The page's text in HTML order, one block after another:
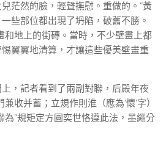
茫然的臉，輕聲撫慰。重做的。”黃
些部位都出現了坍陷，破舊不勝。
和地上的街磚。當時，不少壁畫上都
翼翼地清算，才讓這些優美壁畫重
記者看到了兩副對聯，后殿年夜
收并蓄；立規作則淮（應為‘懷’字）
為“規矩定方圓奕世恪遵此法，墨繩分